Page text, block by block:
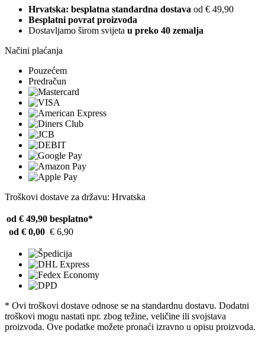
Hrvatska: besplatna standardna dostava od € 49,90
Besplatni povrat proizvoda
Dostavljamo širom svijeta u preko 40 zemalja
Načini plaćanja
Pouzećem
Predračun
Troškovi dostave za državu: Hrvatska
od € 49,90 besplatno*
od € 0,00 € 6,90
* Ovi troškovi dostave odnose se na standardnu ​​dostavu. Dodatni
troškovi mogu nastati npr. zbog težine, veličine ili svojstava
proizvoda. Ove podatke možete pronaći izravno u opisu proizvoda.